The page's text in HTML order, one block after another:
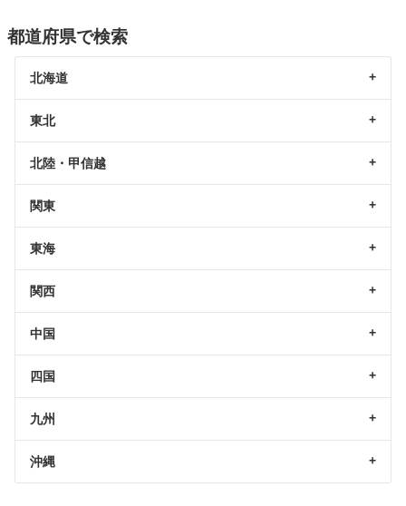
都道府県で検索
北海道
東北
北陸・甲信越
関東
東海
関西
中国
四国
九州
沖縄